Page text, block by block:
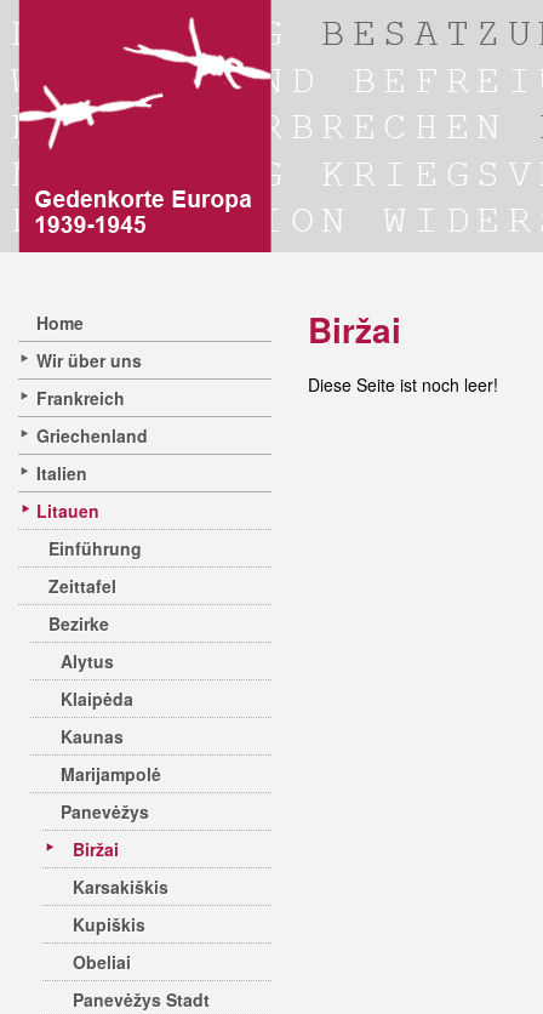
Home
Wir über uns
Frankreich
Griechenland
Italien
Litauen
Einführung
Zeittafel
Bezirke
Alytus
Klaipėda
Kaunas
Marijampolė
Panevėžys
Biržai
Karsakiškis
Kupiškis
Obeliai
Panevėžys Stadt
Biržai
Diese Seite ist noch leer!